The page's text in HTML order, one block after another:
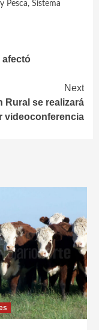
Pesca, Sistema
afectó
Next
Rural se realizará
videoconferencia